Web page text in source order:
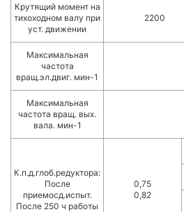
Крутящий момент на
тихоходном валу при
уст. движении
2200
Максимальная
частота
вращ.эл.двиг. мин-1
Максимальная
частота вращ. вых.
вала. мин-1
К.п.д.глоб.редуктора:
После
приемосд.испыт.
После 250 ч работы
0,75
0,82